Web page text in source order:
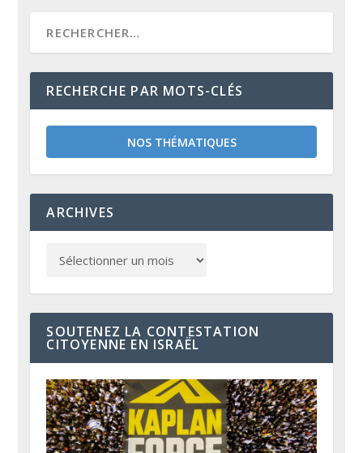
RECHERCHE PAR MOTS-CLÉS
NOS THÉMATIQUES
ARCHIVES
SOUTENEZ LA CONTESTATION
CITOYENNE EN ISRAËL